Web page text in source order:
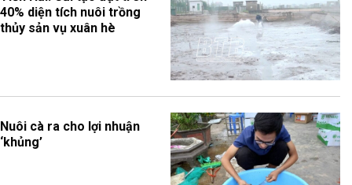
40% diện tích nuôi trồng
thủy sản vụ xuân hè
Nuôi cà ra cho lợi nhuận
‘khủng’